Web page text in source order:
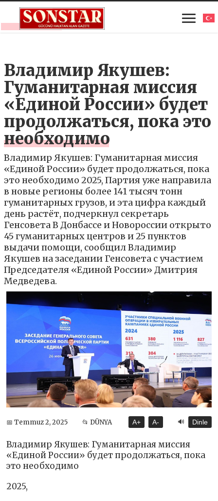
Владимир Якушев:
Гуманитарная миссия
«Единой России» будет
продолжаться, пока это
необходимо
Владимир Якушев: Гуманитарная миссия
«Единой России» будет продолжаться, пока
это необходимо 2025, Партия уже направила
в новые регионы более 141 тысяч тонн
гуманитарных грузов, и эта цифра каждый
день растёт, подчеркнул секретарь
Генсовета В Донбассе и Новороссии открыто
45 гуманитарных центров и 25 пунктов
выдачи помощи, сообщил Владимир
Якушев на заседании Генсовета с участием
Председателя «Единой России» Дмитрия
Медведева.
📅 Temmuz 2, 2025 📂 DÜNYA A+ A- 🔊 Dinle
Владимир Якушев: Гуманитарная миссия
«Единой России» будет продолжаться, пока
это необходимо
2025,